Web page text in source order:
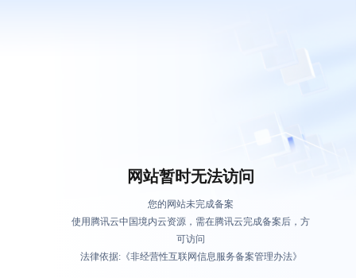
网站暂时无法访问
您的网站未完成备案
使用腾讯云中国境内云资源，需在腾讯云完成备案后，方
可访问
法律依据:《非经营性互联网信息服务备案管理办法》